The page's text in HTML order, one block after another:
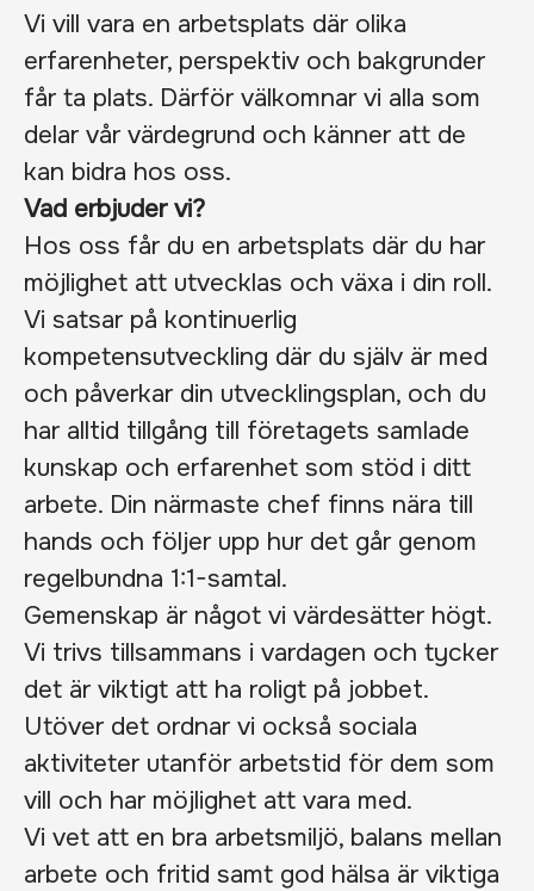
Vi vill vara en arbetsplats där olika
erfarenheter, perspektiv och bakgrunder
får ta plats. Därför välkomnar vi alla som
delar vår värdegrund och känner att de
kan bidra hos oss.
Vad erbjuder vi?
Hos oss får du en arbetsplats där du har
möjlighet att utvecklas och växa i din roll.
Vi satsar på kontinuerlig
kompetensutveckling där du själv är med
och påverkar din utvecklingsplan, och du
har alltid tillgång till företagets samlade
kunskap och erfarenhet som stöd i ditt
arbete. Din närmaste chef finns nära till
hands och följer upp hur det går genom
regelbundna 1:1-samtal.
Gemenskap är något vi värdesätter högt.
Vi trivs tillsammans i vardagen och tycker
det är viktigt att ha roligt på jobbet.
Utöver det ordnar vi också sociala
aktiviteter utanför arbetstid för dem som
vill och har möjlighet att vara med.
Vi vet att en bra arbetsmiljö, balans mellan
arbete och fritid samt god hälsa är viktiga